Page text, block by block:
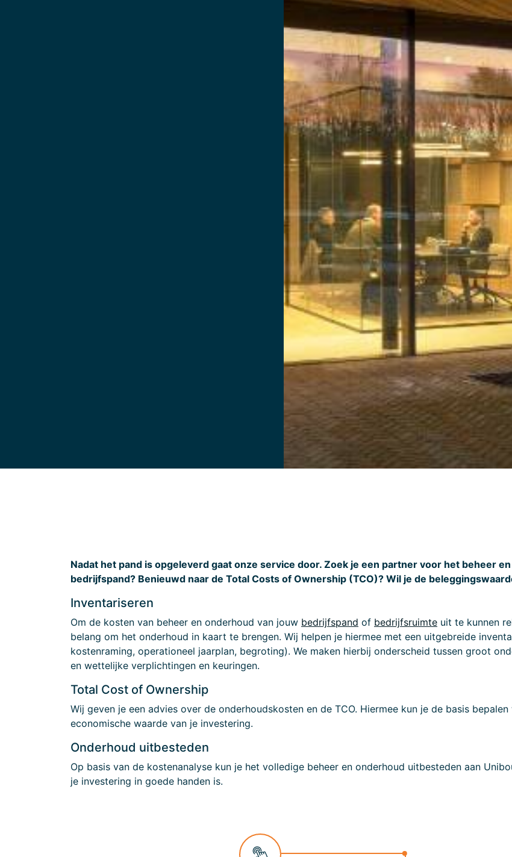
Nadat het pand is opgeleverd gaat onze service door. Zoek je een partner voor het beheer
bedrijfspand? Benieuwd naar de Total Costs of Ownership (TCO)? Wil je de
Inventariseren
Om de kosten van beheer en onderhoud van jouw bedrijfspand of bedrijfsruimte uit te kunnen
belang om het onderhoud in kaart te brengen. Wij helpen je hiermee met een uitgebreide
kostenraming, operationeel jaarplan, begroting). We maken hierbij onderscheid tussen groot
en wettelijke verplichtingen en keuringen.
Total Cost of Ownership
Wij geven je een advies over de onderhoudskosten en de TCO. Hiermee kun je de basis
economische waarde van je investering.
Onderhoud uitbesteden
Op basis van de kostenanalyse kun je het volledige beheer en onderhoud uitbesteden aan
je investering in goede handen is.